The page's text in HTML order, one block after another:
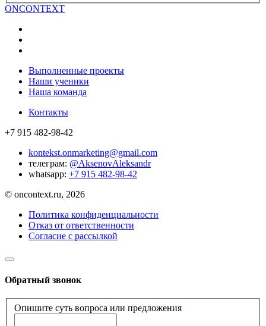
ONCONTEXT
Выполненные проекты
Наши ученики
Наша команда
Контакты
+7 915 482-98-42
kontekst.onmarketing@gmail.com
телеграм: @AksenovAleksandr
whatsapp: +7 915 482-98-42
© oncontext.ru, 2026
Политика конфиденциальности
Отказ от ответственности
Согласие с рассылкой
Обратный звонок
Опишите суть вопроса или предложения